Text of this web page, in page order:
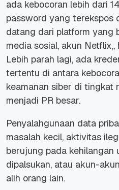
ada kebocoran lebih dari
password yang terekspos
datang dari platform yang
media sosial, akun
Lebih parah lagi, ada
tertentu di antara
keamanan siber di tingkat
menjadi PR besar.
Penyalahgunaan data
masalah kecil, aktivitas
berujung pada kehilangan
dipalsukan, atau akun-
alih orang lain.